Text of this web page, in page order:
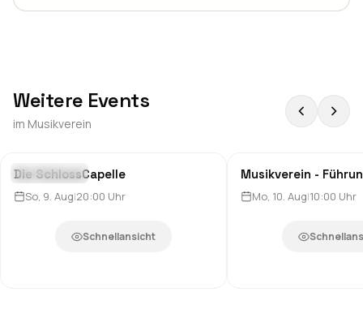
Weitere Events
im Musikverein
Klassik & Oper
Die SchlossCapelle
So, 9. Aug|20:00 Uhr
Schnellansicht
Bildung & Workshops
Musikverein -
Mo, 10. Aug|10:00 Uhr